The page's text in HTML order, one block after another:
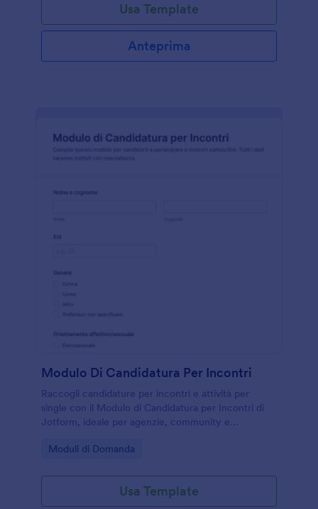
Usa Template
Anteprima
Modulo Di Candidatura Per Incontri
Raccogli candidature per incontri e attività per
single con il Modulo di Candidatura per Incontri di
Jotform, ideale per agenzie, community e
le risposte in un unico flusso.
Go to Category:
Moduli di Domanda
Usa Template